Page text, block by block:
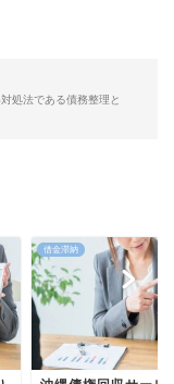
処法である債務整理と
借金滞納